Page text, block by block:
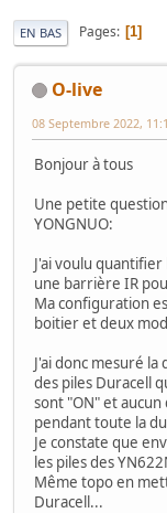
EN BAS Pages 1
O-live
08 Septembre 2022,
Bonjour à tous
Une petite
YONGNUO:
J'ai voulu
une barrière IR
Ma configuration
boitier et deux
J'ai donc mesuré
des piles Duracell
sont "ON" et
pendant toute la
Je constate que
les piles des
Même topo en
Duracell...